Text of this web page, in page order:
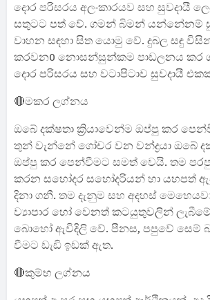
දොර පරිසරය අලංකාරයව සහ සුවදායී
සතුටට පත් වේ. ගමන් බිමන් යන්නේනම්
වාහන සඳහා සිත යොමු වේ. දුබල සඳු
කරවන0 නොසන්සුන්කම පාඩලනය කර
දොර පරිසරය සහ වටාපිටාව සුවදායී
🔴මකර ලග්නය
ඔබේ දක්ෂතා ක්‍රියාවෙන්ම ඔප්පු කර
තුන් වැන්නේ ගෝචර වන වන්ද්‍රයා ඔබේ
ඔප්පු කර පෙන්වීමට සමත් වෙයි. තම
කරන සහෝදර සහෝදරියන් හා යහපත්
දිනා ගනී. තම දැනුම සහ අදහස්
ව්‍යාපාර හෝ වෙනත් කටයුතුවලින්
බොහෝ ඇවිදිලි වේ. පීනස, පපුවේ සෙම්
වීමට ඩැඩි ඉඩක් ඇත.
🔴කුම්භ ලග්නය